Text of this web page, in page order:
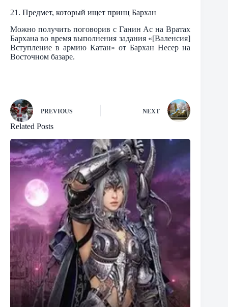
21. Предмет, который ищет принц Бархан
Можно получить поговорив с Ганин Ас на Вратах
Бархана во время выполнения задания «[Валенсия]
Вступление в армию Катан» от Бархан Несер на
Восточном базаре.
PREVIOUS NEXT
Related Posts